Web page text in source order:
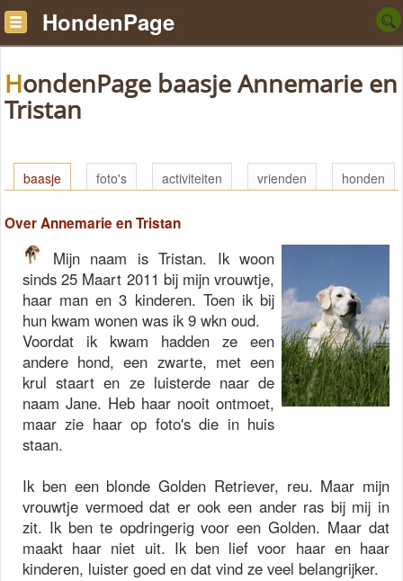
HondenPage
HondenPage baasje Annemarie en
Tristan
baasje foto's activiteiten vrienden honden
Over Annemarie en Tristan
Mijn naam is Tristan. Ik woon
sinds 25 Maart 2011 bij mijn vrouwtje,
haar man en 3 kinderen. Toen ik bij
hun kwam wonen was ik 9 wkn oud.
Voordat ik kwam hadden ze een
andere hond, een zwarte, met een
krul staart en ze luisterde naar de
naam Jane. Heb haar nooit ontmoet,
maar zie haar op foto's die in huis
staan.
Ik ben een blonde Golden Retriever, reu. Maar mijn
vrouwtje vermoed dat er ook een ander ras bij mij in
zit. Ik ben te opdringerig voor een Golden. Maar dat
maakt haar niet uit. Ik ben lief voor haar en haar
kinderen, luister goed en dat vind ze veel belangrijker.